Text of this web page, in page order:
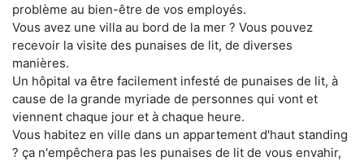
problème au bien-être de vos employés.
Vous avez une villa au bord de la mer ? Vous pouvez
recevoir la visite des punaises de lit, de diverses
manières.
Un hôpital va être facilement infesté de punaises de lit, à
cause de la grande myriade de personnes qui vont et
viennent chaque jour et à chaque heure.
Vous habitez en ville dans un appartement d'haut standing
? ça n'empêchera pas les punaises de lit de vous envahir,